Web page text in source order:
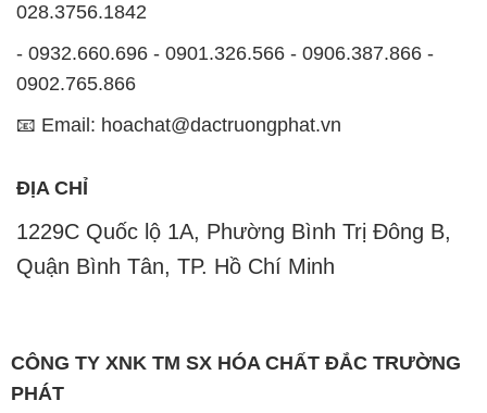
028.3756.1842
- 0932.660.696 - 0901.326.566 - 0906.387.866 -
0902.765.866
📧 Email: hoachat@dactruongphat.vn
ĐỊA CHỈ
1229C Quốc lộ 1A, Phường Bình Trị Đông B,
Quận Bình Tân, TP. Hồ Chí Minh
CÔNG TY XNK TM SX HÓA CHẤT ĐẮC TRƯỜNG
PHÁT